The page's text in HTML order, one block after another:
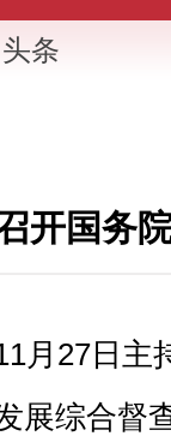
条
开国务
月27日主
展综合督